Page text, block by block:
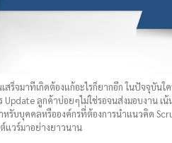
ร็จมาทีเกิดต้องแก้อะไรก็ยากอีก ในปัจจุบัน
ลูกค้าบ่อยๆไม่ใช่รอจนส่งมอบงาน
บบุคคลหรือองค์กรที่ต้องการนำแนวคิด
แวร์มาอย่างยาวนาน